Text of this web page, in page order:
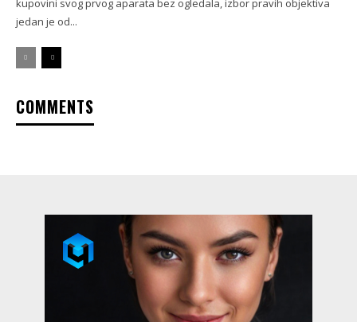
kupovini svog prvog aparata bez ogledala, izbor pravih objektiva
jedan je od...
COMMENTS